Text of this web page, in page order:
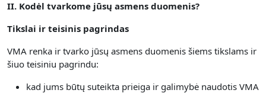
II. Kodėl tvarkome jūsų asmens duomenis?
Tikslai ir teisinis pagrindas
VMA renka ir tvarko jūsų asmens duomenis šiems tikslams ir
šiuo teisiniu pagrindu:
kad jums būtų suteikta prieiga ir galimybė naudotis VMA